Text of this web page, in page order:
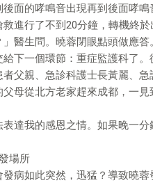
面的哮鳴音出現再到後面哮鳴
進行了不到20分鐘，轉機終於
」醫生問。曉蓉閉眼點頭做應
下一個環節：重症監護科了
父親、急診科護士長黃麗、
母從北方老家趕來成都，一
表達我的感恩之情。如果晚一分
場所
病如此突然，迅猛？導致曉蓉